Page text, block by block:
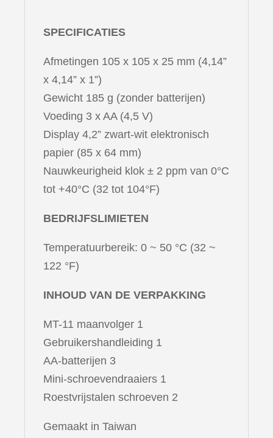
SPECIFICATIES
Afmetingen 105 x 105 x 25 mm (4,14”
x 4,14” x 1”)
Gewicht 185 g (zonder batterijen)
Voeding 3 x AA (4,5 V)
Display 4,2” zwart-wit elektronisch
papier (85 x 64 mm)
Nauwkeurigheid klok ± 2 ppm van 0°C
tot +40°C (32 tot 104°F)
BEDRIJFSLIMIETEN
Temperatuurbereik: 0 ~ 50 °C (32 ~
122 °F)
INHOUD VAN DE VERPAKKING
MT-11 maanvolger 1
Gebruikershandleiding 1
AA-batterijen 3
Mini-schroevendraaiers 1
Roestvrijstalen schroeven 2
Gemaakt in Taiwan